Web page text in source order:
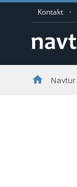
Kontakt ·
home Navtur